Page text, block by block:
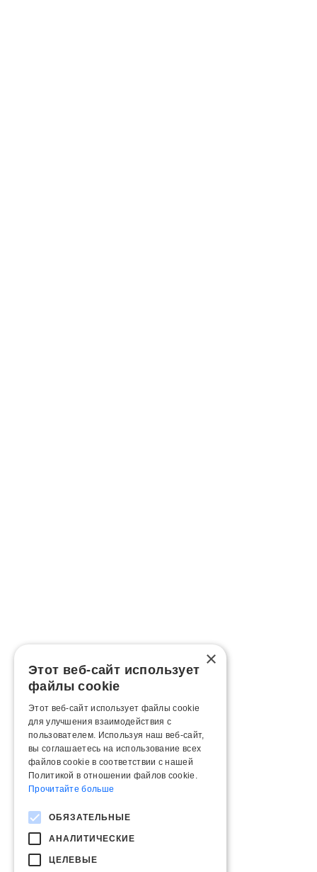
×
Этот веб-сайт использует
файлы cookie
Этот веб-сайт использует файлы cookie
для улучшения взаимодействия с
пользователем. Используя наш веб-сайт,
вы соглашаетесь на использование всех
файлов cookie в соответствии с нашей
Политикой в ​​отношении файлов cookie.
Прочитайте больше
ОБЯЗАТЕЛЬНЫЕ
АНАЛИТИЧЕСКИЕ
ЦЕЛЕВЫЕ